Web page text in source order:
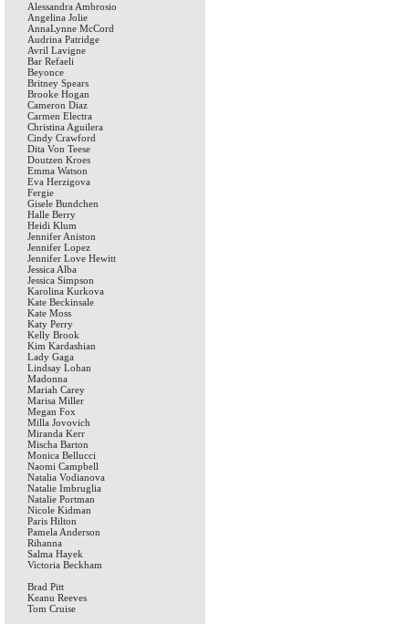
Alessandra Ambrosio
Angelina Jolie
AnnaLynne McCord
Audrina Patridge
Avril Lavigne
Bar Refaeli
Beyonce
Britney Spears
Brooke Hogan
Cameron Diaz
Carmen Electra
Christina Aguilera
Cindy Crawford
Dita Von Teese
Doutzen Kroes
Emma Watson
Eva Herzigova
Fergie
Gisele Bundchen
Halle Berry
Heidi Klum
Jennifer Aniston
Jennifer Lopez
Jennifer Love Hewitt
Jessica Alba
Jessica Simpson
Karolina Kurkova
Kate Beckinsale
Kate Moss
Katy Perry
Kelly Brook
Kim Kardashian
Lady Gaga
Lindsay Lohan
Madonna
Mariah Carey
Marisa Miller
Megan Fox
Milla Jovovich
Miranda Kerr
Mischa Barton
Monica Bellucci
Naomi Campbell
Natalia Vodianova
Natalie Imbruglia
Natalie Portman
Nicole Kidman
Paris Hilton
Pamela Anderson
Rihanna
Salma Hayek
Victoria Beckham
Brad Pitt
Keanu Reeves
Tom Cruise